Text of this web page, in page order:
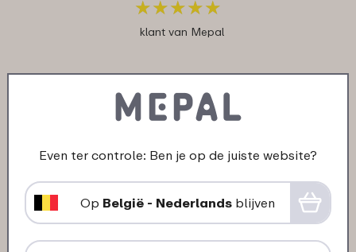
★★★★★
★★★★★
klant van Mepal
25-12-2023
Kleur: Assorti
was er zot van."
★★★★★
★★★★★
klant van Mepal
Even ter controle: Ben je op de juiste website?
Op België - Nederlands blijven